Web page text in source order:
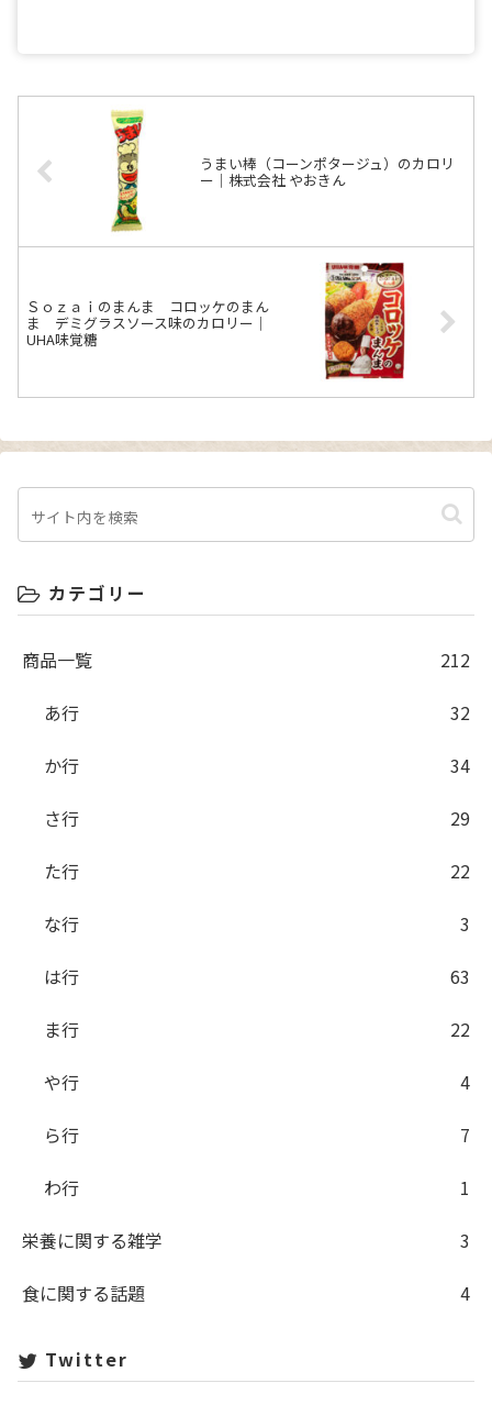
うまい棒（コーンポタージュ）のカロリ
ー｜株式会社 やおきん
Ｓｏｚａｉのまんま コロッケのまん
ま デミグラスソース味のカロリー｜
UHA味覚糖
カテゴリー
商品一覧
212
あ行
32
か行
34
さ行
29
た行
22
な行
3
は行
63
ま行
22
や行
4
ら行
7
わ行
1
栄養に関する雑学
3
食に関する話題
4
Twitter